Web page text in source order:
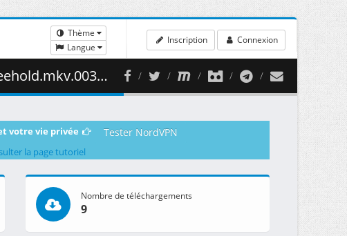
Thème
Langue
Inscription Connexion
( 436.25 MB )
votre vie privée Tester NordVPN
la page tutoriel
Nombre de téléchargements
9